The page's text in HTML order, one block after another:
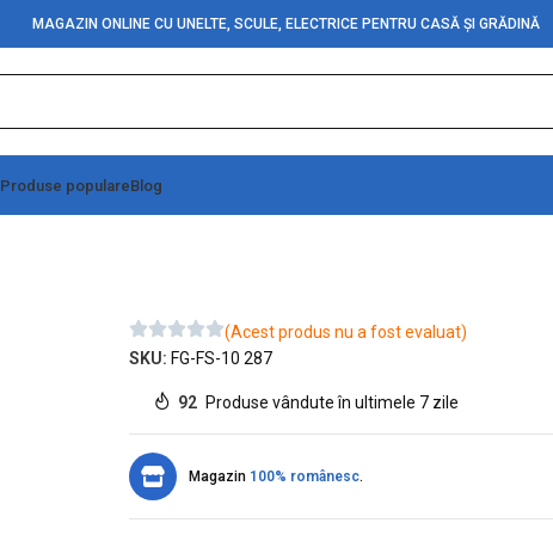
MAGAZIN ONLINE CU UNELTE, SCULE, ELECTRICE PENTRU CASĂ ȘI GRĂDINĂ
Produse populareBlog
(Acest produs nu a fost evaluat)
SKU: FG-FS-10 287
92 Produse vândute în ultimele 7 zile
Magazin 100% românesc.